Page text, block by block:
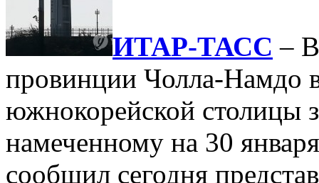
ИТАР-ТАСС –
провинции Чолла-Намдо
южнокорейской столицы
намеченному на 30
сообщил сегодня